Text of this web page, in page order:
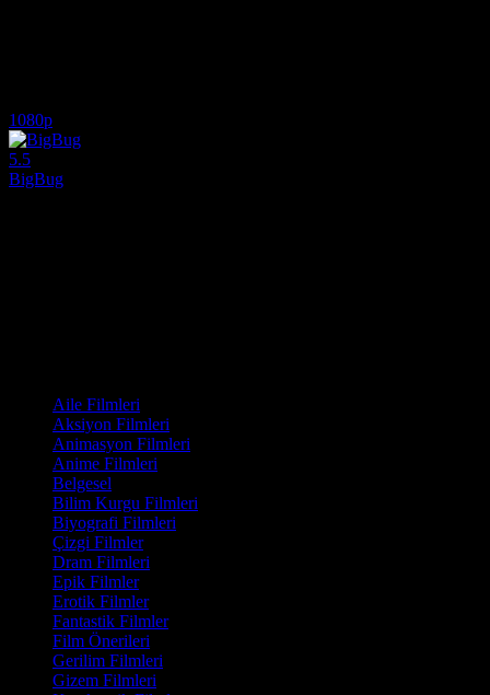
1080p
5.5
BigBug
Aile Filmleri
Aksiyon Filmleri
Animasyon Filmleri
Anime Filmleri
Belgesel
Bilim Kurgu Filmleri
Biyografi Filmleri
Çizgi Filmler
Dram Filmleri
Epik Filmler
Erotik Filmler
Fantastik Filmler
Film Önerileri
Gerilim Filmleri
Gizem Filmleri